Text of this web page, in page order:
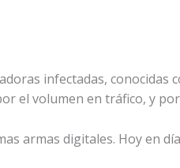
infectadas, conocidas
el volumen en tráfico, y
armas digitales. Hoy en